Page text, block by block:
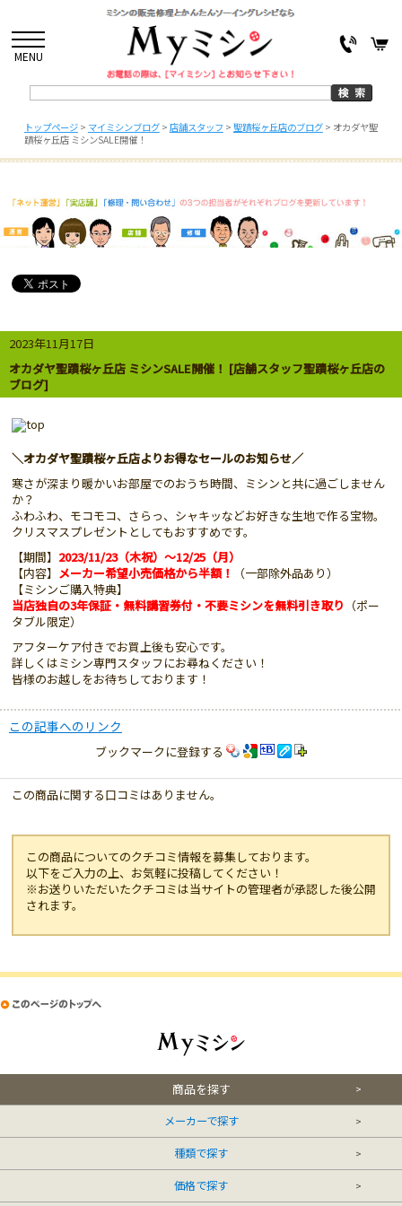
MENU
トップページ> マイミシンブログ> 店舗スタッフ > 聖蹟桜ヶ丘店のブログ> オカダヤ聖
蹟桜ヶ丘店 ミシンSALE開催！
2023年11月17日
オカダヤ聖蹟桜ヶ丘店 ミシンSALE開催！ [店舗スタッフ聖蹟桜ヶ丘店の
ブログ]
＼オカダヤ聖蹟桜ヶ丘店よりお得なセールのお知らせ／
寒さが深まり暖かいお部屋でのおうち時間、ミシンと共に過ごしません
か？
ふわふわ、モコモコ、さらっ、シャキッなどお好きな生地で作る宝物。
クリスマスプレゼントとしてもおすすめです。
【期間】 2023/11/23（木祝）～12/25（月）
【内容】 メーカー希望小売価格から半額！
（一部除外品あり）
【ミシンご購入特典】
当店独自の3年保証・無料講習券付・不要ミシンを無料引き取り （ポー
タブル限定）
アフターケア付きでお買上後も安心です。
詳しくはミシン専門スタッフにお尋ねください！
皆様のお越しをお待ちしております！
この記事へのリンク
ブックマークに登録する
この商品に関する口コミはありません。
この商品についてのクチコミ情報を募集しております。
以下をご入力の上、お気軽に投稿してください！
※お送りいただいたクチコミは当サイトの管理者が承認した後公開
されます。
商品を探す
メーカーで探す
種類で探す
価格で探す